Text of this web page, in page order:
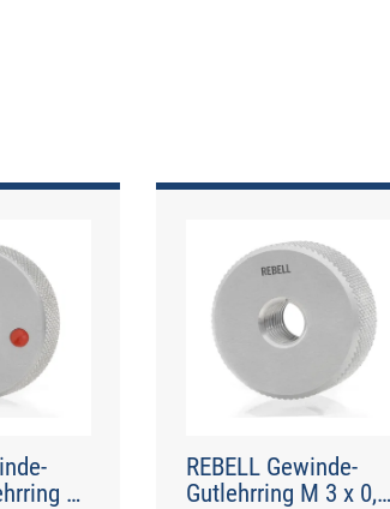
M
REBELL Gewinde-
Gutlehrring M 3 x 0,5